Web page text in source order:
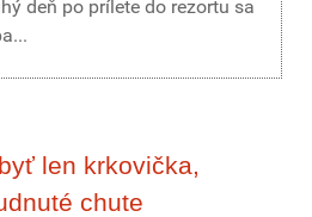
deň po prílete do rezortu sa
len krkovička,
chute